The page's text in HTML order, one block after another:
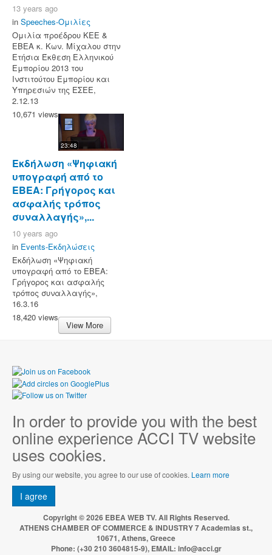
13 years ago
in Speeches-Ομιλίες
Ομιλία προέδρου ΚΕΕ &
ΕΒΕΑ κ. Κων. Μίχαλου στην
Ετήσια Έκθεση Ελληνικού
Εμπορίου 2013 του
Ινστιτούτου Εμπορίου και
Υπηρεσιών της ΕΣΕΕ,
2.12.13
10,671 views
23:48
Εκδήλωση «Ψηφιακή
υπογραφή από το
ΕΒΕΑ: Γρήγορος και
ασφαλής τρόπος
συναλλαγής»,...
10 years ago
in Events-Εκδηλώσεις
Εκδήλωση «Ψηφιακή
υπογραφή από το ΕΒΕΑ:
Γρήγορος και ασφαλής
τρόπος συναλλαγής»,
16.3.16
18,420 views
View More
In order to provide you with the best
online experience ACCI TV website
uses cookies.
By using our website, you agree to our use of cookies. Learn more
I agree
Copyright © 2026 EBEA WEB TV. All Rights Reserved.
ATHENS CHAMBER OF COMMERCE & INDUSTRY 7 Academias st.,
10671, Athens, Greece
Phone: (+30 210 3604815-9), EMAIL: info@acci.gr